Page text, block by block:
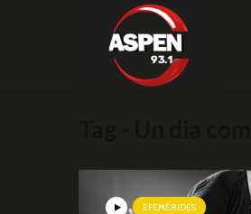
EFEMÉRIDES